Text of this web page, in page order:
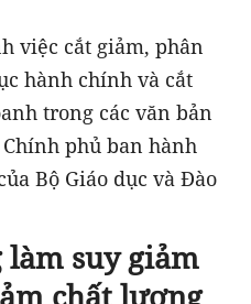
việc cắt giảm, phân
hành chính và cắt
trong các văn bản
phủ ban hành
Bộ Giáo dục và Đào
làm suy giảm
chất lượng